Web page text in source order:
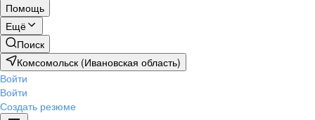
Помощь
Ещё
Поиск
Комсомольск (Ивановская область)
Войти
Войти
Создать резюме